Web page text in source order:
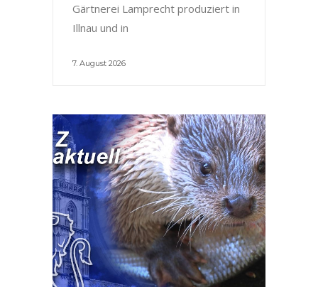
Gärtnerei Lamprecht produziert in
Illnau und in
7. August 2026